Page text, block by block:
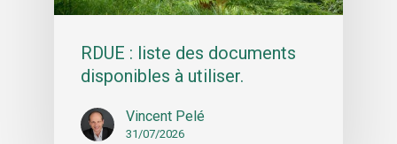
RDUE : liste des documents
disponibles à utiliser.
Vincent Pelé
31/07/2026